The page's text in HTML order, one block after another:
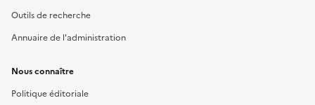
Outils de recherche
Annuaire de l'administration
Nous connaître
Politique éditoriale